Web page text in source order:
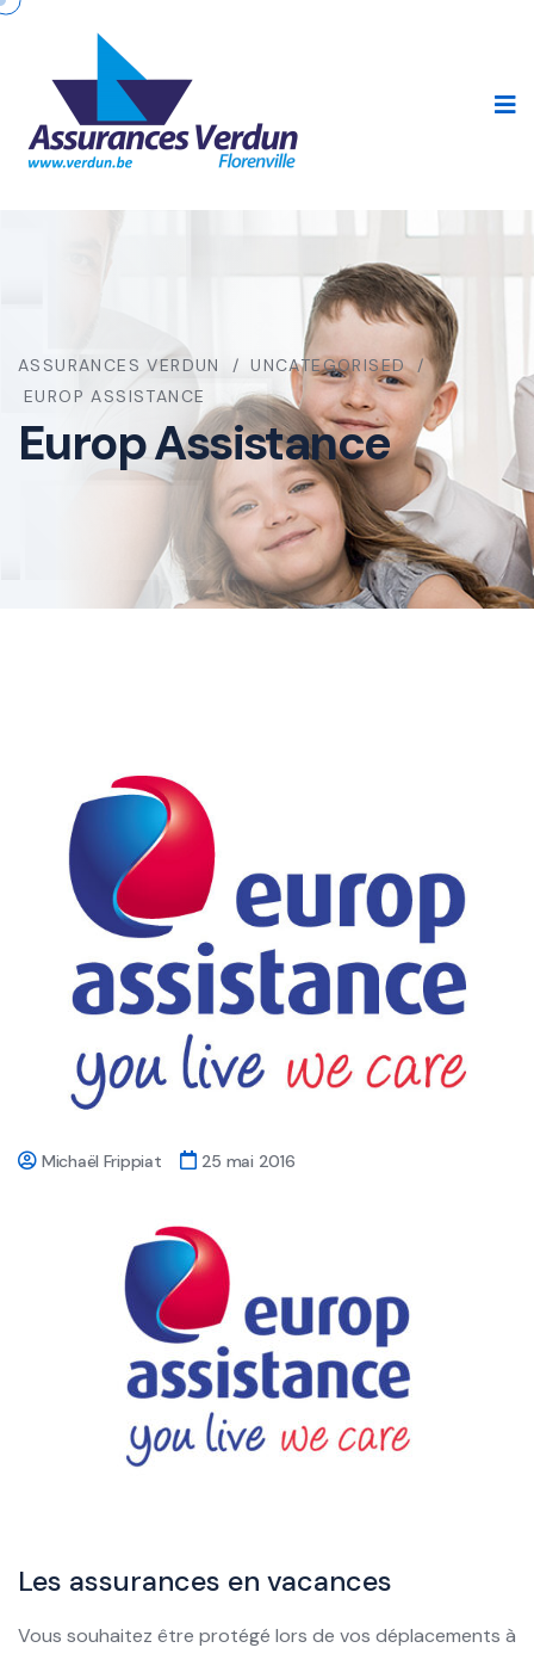
ASSURANCES VERDUN
UNCATEGORISED
EUROP ASSISTANCE
Europ Assistance
Michaël Frippiat 25 mai 2016
Les assurances en vacances
Vous souhaitez être protégé lors de vos déplacements à